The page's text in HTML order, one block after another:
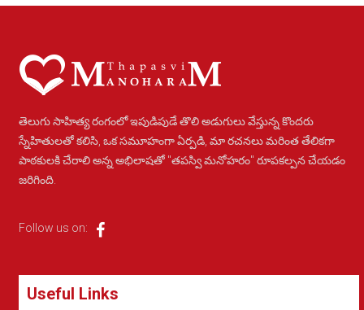
తెలుగు సాహిత్య రంగంలో ఇపుడిపుడే తొలి అడుగులు వేస్తున్న కొందరు
స్నేహితులతో కలిసి, ఒక సమూహంగా ఏర్పడి, మా రచనలు మరింత తేలికగా
పాఠకులకి చేరాలి అన్న అభిలాషతో "తపస్వి మనోహరం" రూపకల్పన చేయడం
జరిగింది.
Follow us on:
Useful Links